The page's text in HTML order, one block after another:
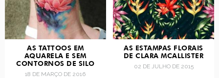
AS TATTOOS EM
AQUARELA E SEM
CONTORNOS DE SILO
18 DE MARÇO DE 2016
AS ESTAMPAS FLORAIS
DE CLARA MCALLISTER
02 DE JULHO DE 2015